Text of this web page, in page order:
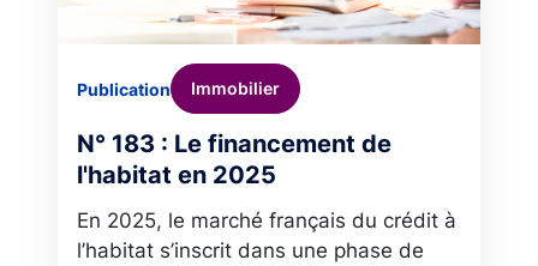
N° 183 : Le financement de
l'habitat en 2025
Publication Immobilier
En 2025, le marché français du crédit à
l’habitat s’inscrit dans une phase de